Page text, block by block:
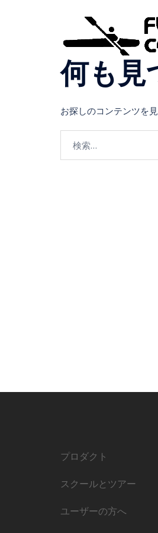
何も見
お探しのコンテンツを
プロダクト
スクールとツアー
ユーザーの方へ